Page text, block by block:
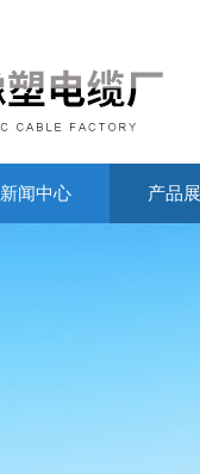
新闻中心 产品